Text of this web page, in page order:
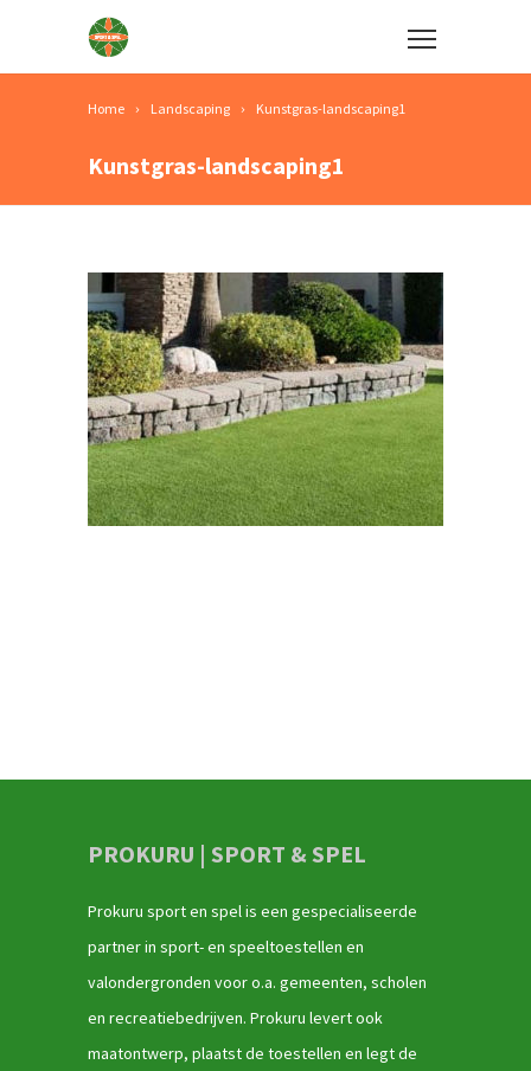
Home Landscaping Kunstgras-landscaping1
Kunstgras-landscaping1
PROKURU | SPORT & SPEL
Prokuru sport en spel is een gespecialiseerde
partner in sport- en speeltoestellen en
valondergronden voor o.a. gemeenten, scholen
en recreatiebedrijven. Prokuru levert ook
maatontwerp, plaatst de toestellen en legt de